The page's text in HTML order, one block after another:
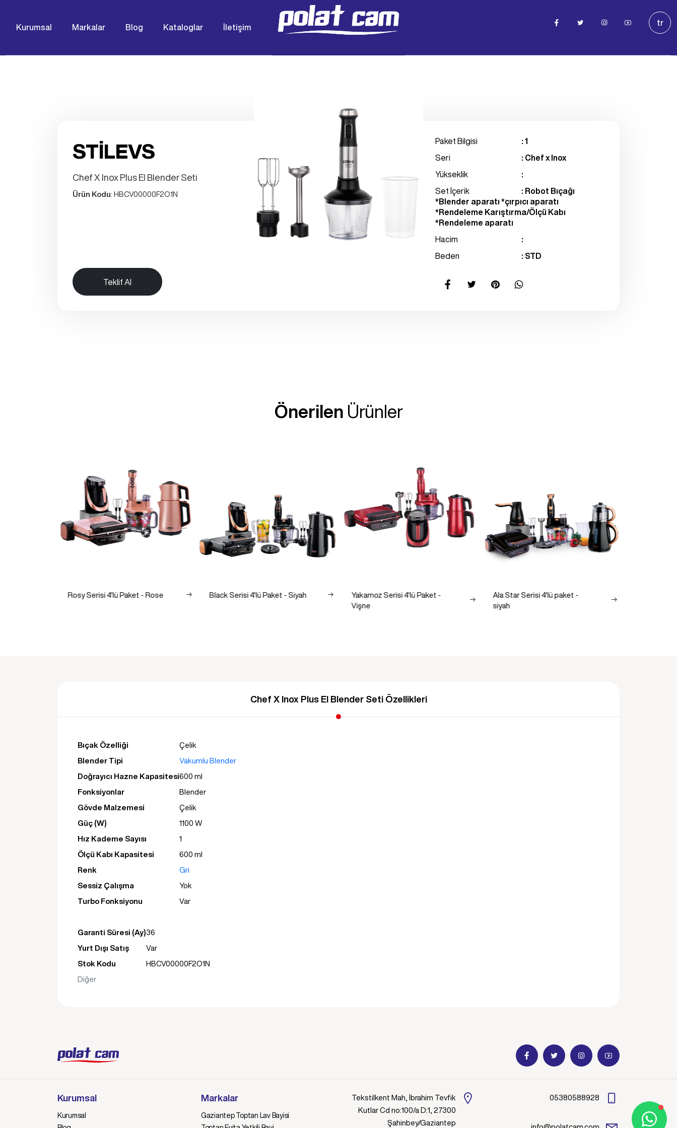
Kurumsal Markalar Blog Kataloglar İletişim
tr
STİLEVS
Chef X Inox Plus El Blender Seti
Ürün Kodu: HBCV00000F2O1N
Teklif Al
Paket Bilgisi : 1
Seri : Chef x Inox
Yükseklik :
Set İçerik
: Robot Bıçağı
*Blender aparatı *çırpıcı aparatı
*Rendeleme Karıştırma/Ölçü Kabı
*Rendeleme aparatı
Hacim :
Beden : STD
Önerilen Ürünler
Rosy Serisi 4'lü Paket - Rose Black Serisi 4'lü Paket - Siyah
Yakamoz Serisi 4'lü Paket -
Vişne
Ala Star Serisi 4'lü paket -
siyah
Chef X Inox Plus El Blender Seti Özellikleri
Bıçak Özelliği Çelik
Blender Tipi Vakumlu Blender
Doğrayıcı Hazne Kapasitesi600 ml
Fonksiyonlar Blender
Gövde Malzemesi Çelik
Güç (W) 1100 W
Hız Kademe Sayısı 1
Ölçü Kabı Kapasitesi 600 ml
Renk Gri
Sessiz Çalışma Yok
Turbo Fonksiyonu Var
Diğer
Garanti Süresi (Ay)36
Yurt Dışı Satış Var
Stok Kodu HBCV00000F2O1N
Kurumsal
Kurumsal
Markalar
Gaziantep Toptan Lav Bayisi
Tekstilkent Mah, İbrahim Tevfik
Kutlar Cd no:100/a D:1, 27300
Şahinbey/Gaziantep
05380588928
info@polatcam.com